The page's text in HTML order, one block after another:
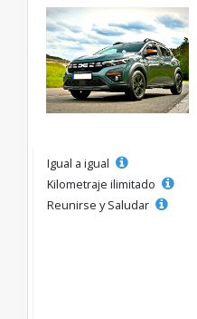
Igual a igual
Kilometraje ilimitado
Reunirse y Saludar